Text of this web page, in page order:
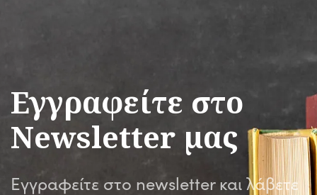
Εγγραφείτε στο
Newsletter μας
Εγγραφείτε στο newsletter και λάβετε